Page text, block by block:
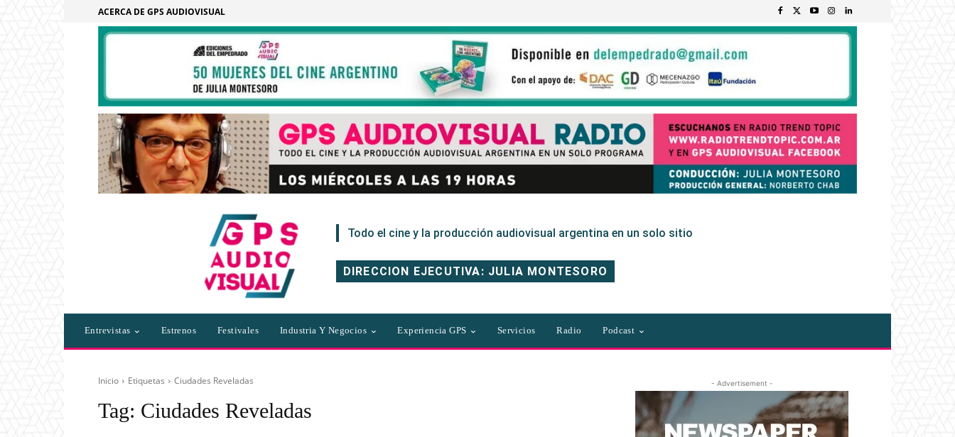
ACERCA DE GPS AUDIOVISUAL
Todo el cine y la producción audiovisual argentina en un solo sitio
DIRECCION EJECUTIVA: JULIA MONTESORO
Entrevistas Estrenos Festivales Industria Y Negocios Experiencia GPS Servicios Radio Podcast
Inicio Etiquetas Ciudades Reveladas
Tag: Ciudades Reveladas
- Advertisement -